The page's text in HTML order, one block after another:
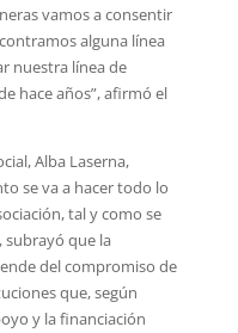
vamos a consentir
alguna línea
nuestra línea de
hace años”, afirmó el
Alba Laserna,
se va a hacer todo lo
tal y como se
subrayó que la
del compromiso de
que, según
y la financiación